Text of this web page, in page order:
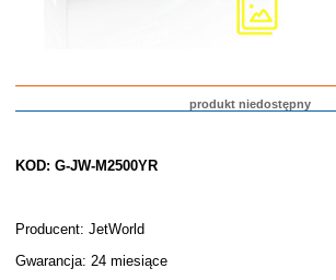
produkt niedostępny
KOD: G-JW-M2500YR
Producent: JetWorld
Gwarancja: 24 miesiące